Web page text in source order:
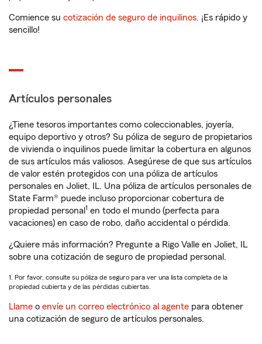
Comience su cotización de seguro de inquilinos. ¡Es rápido y
sencillo!
Artículos personales
¿Tiene tesoros importantes como coleccionables, joyería,
equipo deportivo y otros? Su póliza de seguro de propietarios
de vivienda o inquilinos puede limitar la cobertura en algunos
de sus artículos más valiosos. Asegúrese de que sus artículos
de valor estén protegidos con una póliza de artículos
personales en Joliet, IL. Una póliza de artículos personales de
State Farm® puede incluso proporcionar cobertura de
propiedad personal 1 en todo el mundo (perfecta para
vacaciones) en caso de robo, daño accidental o pérdida.
¿Quiere más información? Pregunte a Rigo Valle en Joliet, IL
sobre una cotización de seguro de propiedad personal.
1. Por favor, consulte su póliza de seguro para ver una lista completa de la
propiedad cubierta y de las pérdidas cubiertas.
Llame o envíe un correo electrónico al agente para obtener
una cotización de seguro de artículos personales.